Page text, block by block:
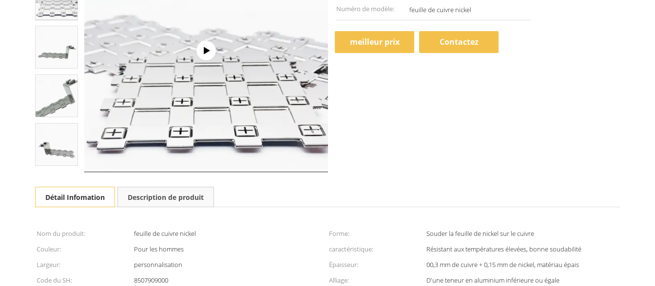
Numéro de modèle:
feuille de cuivre nickel
meilleur prix Contactez
Détail Infomation Description de produit
Nom du produit: feuille de cuivre nickel Forme:
Souder la feuille de nickel sur le cuivre
Couleur:
Pour les hommes caractéristique:
Résistant aux températures élevées, bonne soudabilité
Largeur:
personnalisation Épaisseur:
00,3 mm de cuivre + 0,15 mm de nickel, matériau épais
Code du SH:
8507909000 Alliage:
D'une teneur en aluminium inférieure ou égale